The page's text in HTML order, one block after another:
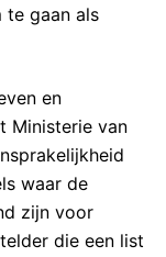
te gaan als
en
Ministerie van
waar de
zijn voor
die een list